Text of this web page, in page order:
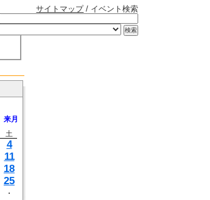
サイトマップ/ イベント検索
来月
土
4
11
18
25
・